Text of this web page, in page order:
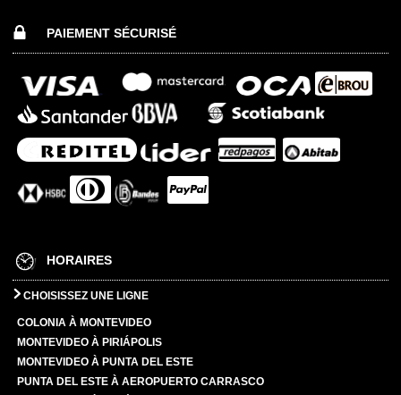
PAIEMENT SÉCURISÉ
HORAIRES
CHOISISSEZ UNE LIGNE
COLONIA À MONTEVIDEO
MONTEVIDEO À PIRIÁPOLIS
MONTEVIDEO À PUNTA DEL ESTE
PUNTA DEL ESTE À AEROPUERTO CARRASCO